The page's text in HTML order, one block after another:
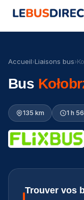
Accueil›Liaisons bus›
Bus
135 km 1 h
Trouver vos